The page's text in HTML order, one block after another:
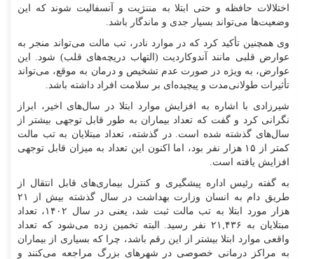
اختلالات حافظه و حتی ابتلا به مننژیت و آنسفالیت شوند که این
وضعیت‌ها می‌تواند بسیار جدی و ماندگار باشد.
وی همچنین تأکید کرد که در موارد نادر، تب مالت می‌تواند منجر به
عوارض قلبی مانند آندوکاردیت (التهاب دریچه‌های قلب) شود. این
عوارض، به ویژه در صورت عدم تشخیص و درمان به موقع، می‌تواند
تأثیرات طولانی‌مدت و پیچیده‌ای بر سلامت افراد داشته باشد.
شیرزادی با اشاره به افزایش موارد ابتلا در سال‌های اخیر، ابراز
نگرانی کرد و گفت که تعداد بیماران به طور قابل توجهی بیشتر از
سال‌های گذشته شده است. در گذشته، تعداد مبتلایان به تب مالت
کمتر از ۱۵ هزار نفر بود، اما اکنون این تعداد به میزان قابل توجهی
افزایش یافته است.
به گفته رئیس اداره پیشگیری و کنترل بیماری‌های قابل انتقال از
طریق دام به انسان وزارت بهداشت در سال گذشته بیش از ۲۱
هزار مورد ابتلا به تب مالت ثبت شد، یعنی در سال ۱۴۰۲، تعداد
مبتلایان به ۲۱,۴۳۶ نفر رسید. البته تخمین زده می‌شود که تعداد
واقعی موارد ابتلا بیشتر از این رقم باشد، چرا که بسیاری از بیماران
به مراکز درمانی خصوصی در شهر‌های بزرگ مراجعه می‌کنند و